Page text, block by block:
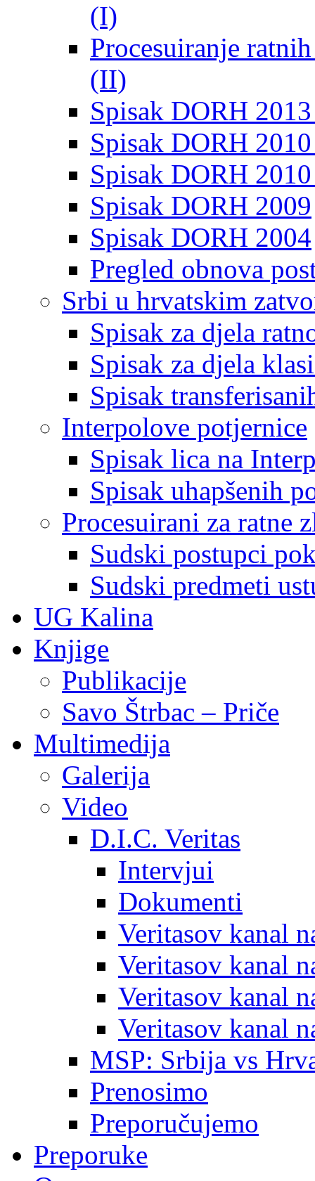
(I)
Procesuiranje
(II)
Spisak DORH
Spisak DORH
Spisak DORH
Spisak DORH 2009
Spisak DORH 2004
Pregled obnova
Srbi u hrvatskim
Spisak za djela
Spisak za djela
Spisak
Interpolove potjernice
Spisak lica na
Spisak uhapšenih
Procesuirani za ratne
Sudski postupci
Sudski predmeti
UG Kalina
Knjige
Publikacije
Savo Štrbac – Priče
Multimedija
Galerija
Video
D.I.C. Veritas
Intervjui
Dokumenti
Veritasov kanal
Veritasov kanal
Veritasov kanal
Veritasov kanal
MSP: Srbija vs
Prenosimo
Preporučujemo
Preporuke